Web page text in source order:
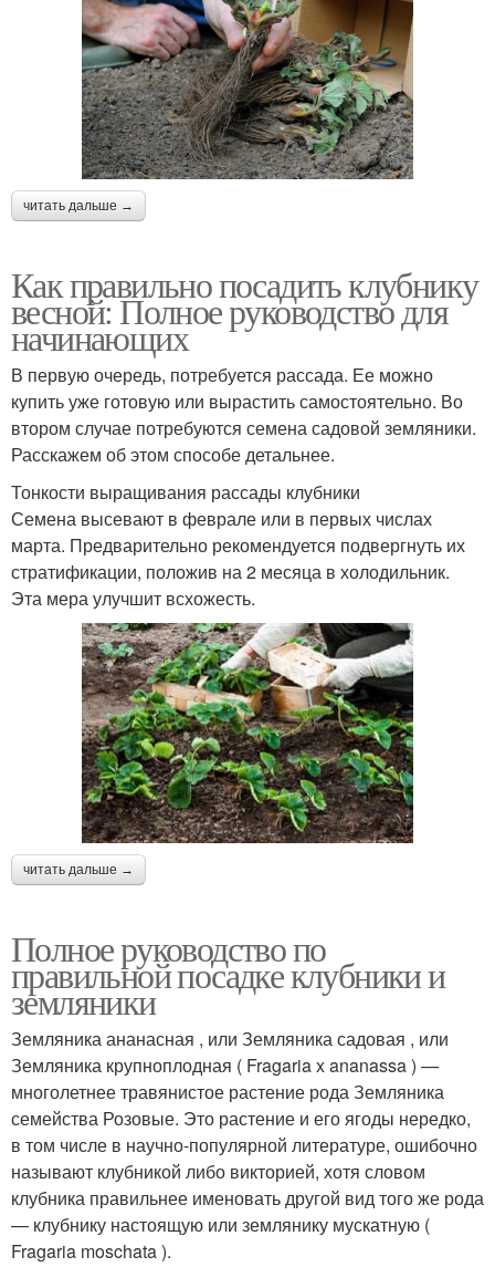
читать дальше →
Как правильно посадить клубнику
весной: Полное руководство для
начинающих
В первую очередь, потребуется рассада. Ее можно
купить уже готовую или вырастить самостоятельно. Во
втором случае потребуются семена садовой земляники.
Расскажем об этом способе детальнее.
Тонкости выращивания рассады клубники
Семена высевают в феврале или в первых числах
марта. Предварительно рекомендуется подвергнуть их
стратификации, положив на 2 месяца в холодильник.
Эта мера улучшит всхожесть.
читать дальше →
Полное руководство по
правильной посадке клубники и
земляники
Земляника ананасная , или Земляника садовая , или
Земляника крупноплодная ( Fragaria x ananassa ) —
многолетнее травянистое растение рода Земляника
семейства Розовые. Это растение и его ягоды нередко,
в том числе в научно-популярной литературе, ошибочно
называют клубникой либо викторией, хотя словом
клубника правильнее именовать другой вид того же рода
— клубнику настоящую или землянику мускатную (
Fragaria moschata ).